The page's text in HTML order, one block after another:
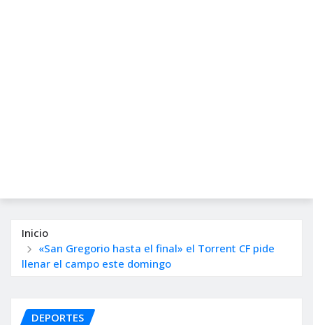
Inicio
«San Gregorio hasta el final» el Torrent CF pide
llenar el campo este domingo
DEPORTES